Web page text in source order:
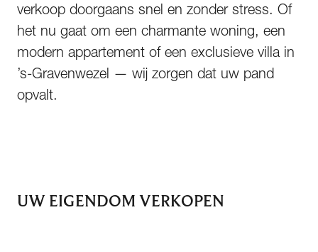
verkoop doorgaans snel en zonder stress. Of
het nu gaat om een charmante woning, een
modern appartement of een exclusieve villa in
’s-Gravenwezel — wij zorgen dat uw pand
opvalt.
UW EIGENDOM VERKOPEN